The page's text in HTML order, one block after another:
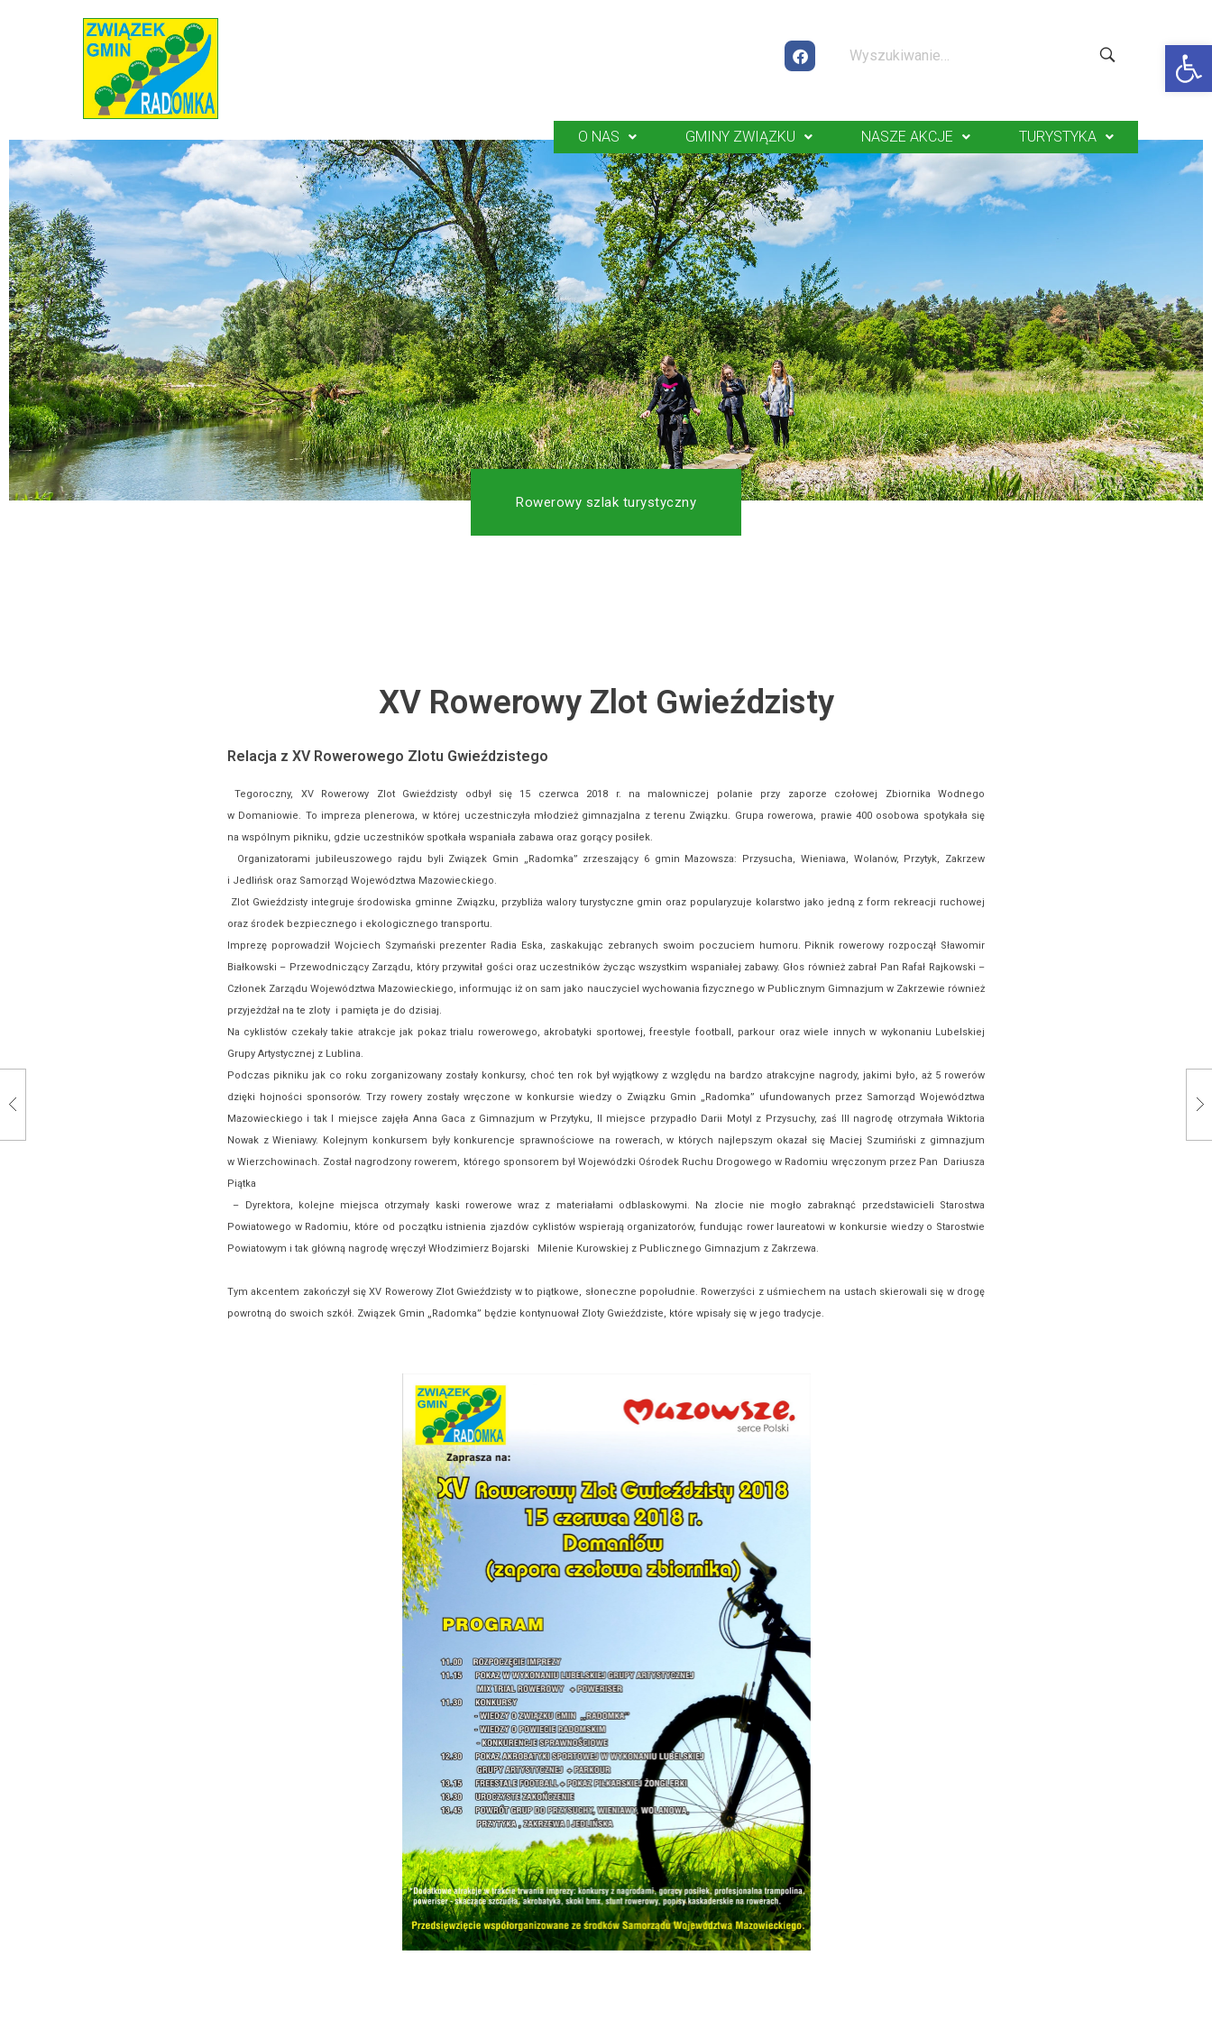
O NAS GMINY ZWIĄZKU NASZE AKCJE TURYSTYKA
Rowerowy szlak turystyczny
XV Rowerowy Zlot Gwieździsty
Relacja z XV Rowerowego Zlotu Gwieździstego
Tegoroczny, XV Rowerowy Zlot Gwieździsty odbył się 15 czerwca 2018 r. na malowniczej polanie przy zaporze czołowej Zbiornika Wodnego
w Domaniowie. To impreza plenerowa, w której uczestniczyła młodzież gimnazjalna z terenu Związku. Grupa rowerowa, prawie 400 osobowa spotykała się
na wspólnym pikniku, gdzie uczestników spotkała wspaniała zabawa oraz gorący posiłek.
Organizatorami jubileuszowego rajdu byli Związek Gmin „Radomka” zrzeszający 6 gmin Mazowsza: Przysucha, Wieniawa, Wolanów, Przytyk, Zakrzew
i Jedlińsk oraz Samorząd Województwa Mazowieckiego.
Zlot Gwieździsty integruje środowiska gminne Związku, przybliża walory turystyczne gmin oraz popularyzuje kolarstwo jako jedną z form rekreacji ruchowej
oraz środek bezpiecznego i ekologicznego transportu.
Imprezę poprowadził Wojciech Szymański prezenter Radia Eska, zaskakując zebranych swoim poczuciem humoru. Piknik rowerowy rozpoczął Sławomir
Białkowski – Przewodniczący Zarządu, który przywitał gości oraz uczestników życząc wszystkim wspaniałej zabawy. Głos również zabrał Pan Rafał Rajkowski –
Członek Zarządu Województwa Mazowieckiego, informując iż on sam jako nauczyciel wychowania fizycznego w Publicznym Gimnazjum w Zakrzewie również
przyjeżdżał na te zloty i pamięta je do dzisiaj.
Na cyklistów czekały takie atrakcje jak pokaz trialu rowerowego, akrobatyki sportowej, freestyle football, parkour oraz wiele innych w wykonaniu Lubelskiej
Grupy Artystycznej z Lublina.
Podczas pikniku jak co roku zorganizowany zostały konkursy, choć ten rok był wyjątkowy z względu na bardzo atrakcyjne nagrody, jakimi było, aż 5 rowerów
dzięki hojności sponsorów. Trzy rowery zostały wręczone w konkursie wiedzy o Związku Gmin „Radomka” ufundowanych przez Samorząd Województwa
Mazowieckiego i tak I miejsce zajęła Anna Gaca z Gimnazjum w Przytyku, II miejsce przypadło Darii Motyl z Przysuchy, zaś III nagrodę otrzymała Wiktoria
Nowak z Wieniawy. Kolejnym konkursem były konkurencje sprawnościowe na rowerach, w których najlepszym okazał się Maciej Szumiński z gimnazjum
w Wierzchowinach. Został nagrodzony rowerem, którego sponsorem był Wojewódzki Ośrodek Ruchu Drogowego w Radomiu wręczonym przez Pan Dariusza
Piątka
– Dyrektora, kolejne miejsca otrzymały kaski rowerowe wraz z materiałami odblaskowymi. Na zlocie nie mogło zabraknąć przedstawicieli Starostwa
Powiatowego w Radomiu, które od początku istnienia zjazdów cyklistów wspierają organizatorów, fundując rower laureatowi w konkursie wiedzy o Starostwie
Powiatowym i tak główną nagrodę wręczył Włodzimierz Bojarski Milenie Kurowskiej z Publicznego Gimnazjum z Zakrzewa.
Tym akcentem zakończył się XV Rowerowy Zlot Gwieździsty w to piątkowe, słoneczne popołudnie. Rowerzyści z uśmiechem na ustach skierowali się w drogę
powrotną do swoich szkół. Związek Gmin „Radomka” będzie kontynuował Zloty Gwieździste, które wpisały się w jego tradycje.